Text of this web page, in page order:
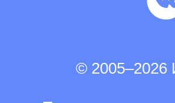
© 2005–2026